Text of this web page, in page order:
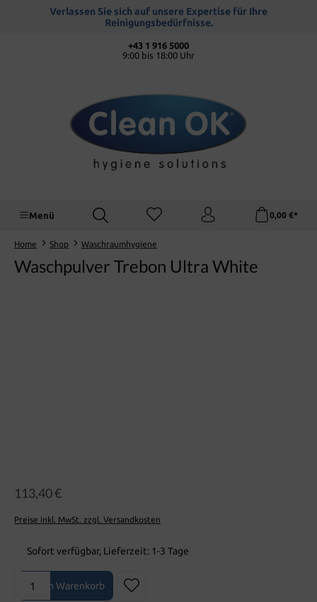
springenVerlassen Sie sich auf unsere Expertise für Ihre
Reinigungsbedürfnisse.
+43 1 916 5000
9:00 bis 18:00 Uhr
Menü 0,00 €*
Home Shop Waschraumhygiene
Waschpulver Trebon Ultra White
113,40 €
Preise inkl. MwSt. zzgl. Versandkosten
Sofort verfügbar, Lieferzeit: 1-3 Tage
Produkt Anzahl: Gib den gewünschten Wert ein oder benutze die
In den Warenkorb